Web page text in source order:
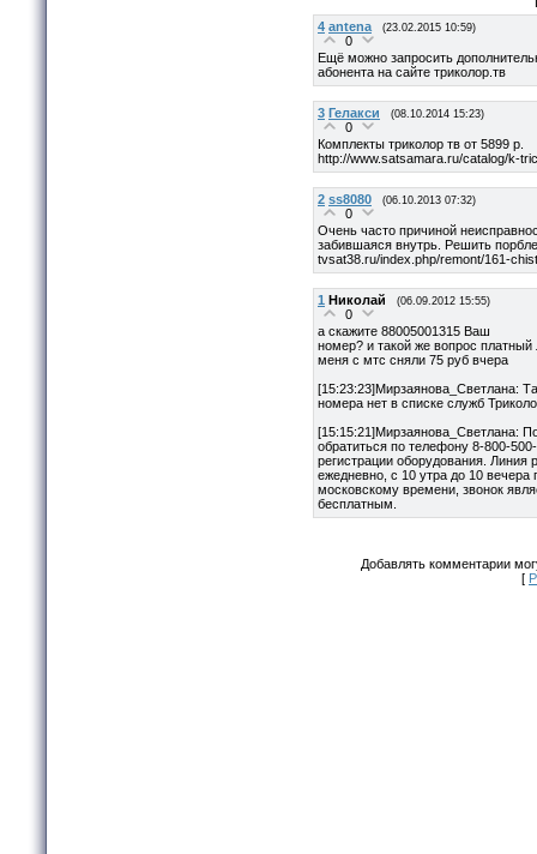
4 antena (23.02.2015 10:59)
0
Ещё можно запросить
абонента на сайте триколор.тв
3 Гелакси (08.10.2014 15:23)
0
Комплекты триколор тв от 5899 р.
http://www.satsamara.ru/catalog/k-
2 ss8080 (06.10.2013 07:32)
0
Очень часто причиной
забившаяся внутрь. Решить
tvsat38.ru/index.php/remont/161-
1 Николай (06.09.2012 15:55)
0
а скажите 88005001315 Ваш
номер? и такой же вопрос платный
меня с мтс сняли 75 руб вчера
[15:23:23]Мирзаянова_Светлана:
номера нет в списке служб
[15:15:21]Мирзаянова_Светлана:
обратиться по телефону 8-800-
регистрации оборудования. Линия
ежедневно, с 10 утра до 10 вечера
московскому времени, звонок
бесплатным.
Добавлять комментарии
[